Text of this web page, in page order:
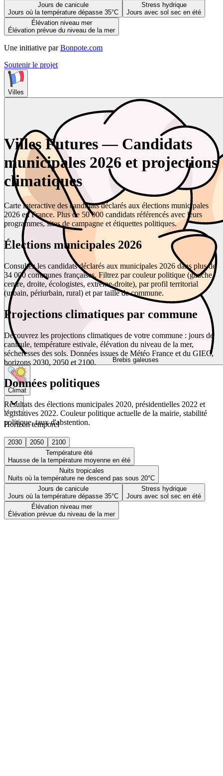
Jours de canicule
Jours où la température dépasse 35°C
Stress hydrique
Jours avec sol sec en été
Élévation niveau mer
Élévation prévue du niveau de la mer
Une initiative par Bonpote.com
Soutenir le projet
Villes
Brebis galeuses
Climat
Horizon temporel
2030 2050
2100
Température été
Hausse de la température moyenne en été
Nuits tropicales
Nuits où la température ne descend pas sous 20°C
Jours de canicule
Jours où la température dépasse 35°C
Stress hydrique
Jours avec sol sec en été
Élévation niveau mer
Élévation prévue du niveau de la mer
Villes Futures — Candidats
municipales 2026 et projections
climatiques
Carte interactive des candidats déclarés aux élections municipales
2026 en France. Plus de 50 000 candidats référencés avec leurs
programmes, sites de campagne et étiquettes politiques.
Élections municipales 2026
Consultez les candidats déclarés aux municipales 2026 dans plus de
34 000 communes françaises. Filtrez par couleur politique (gauche,
centre, droite, écologistes, extrême-droite), par profil territorial
(urbain, périurbain, rural) et par taille de commune.
Projections climatiques par commune
Découvrez les projections climatiques de votre commune : jours de
canicule, température estivale, élévation du niveau de la mer,
sécheresses des sols. Données issues de Météo France et du GIEC,
horizons 2030, 2050 et 2100.
Données politiques
Résultats des élections municipales 2020, présidentielles 2022 et
législatives 2022. Couleur politique actuelle de la mairie, stabilité
politique, taux d'abstention.